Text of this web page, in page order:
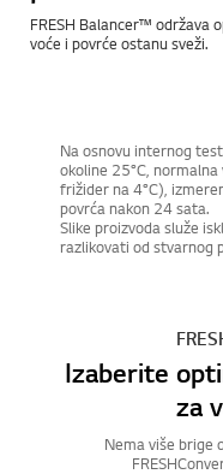
FRESH Balancer™ održava
voće i povrće ostanu sveži.
Na osnovu internog
okoline 25°C,
frižider na 4°C),
povrća nakon 24 sata.
Slike proizvoda služe
razlikovati od stvarnog
Izaberite
za
Nema više brige